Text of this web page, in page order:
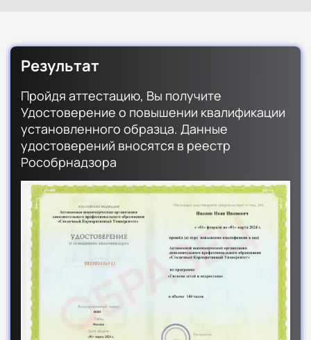
Результат
Пройдя аттестацию, Вы получите
Удостоверение о повышении квалификации
установленного образца. Данные
удостоверений вносятся в реестр
Рособрнадзора